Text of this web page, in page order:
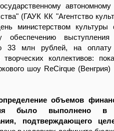
(ГАУК КК "Агентство
министерством культуры
обеспечению выступления
33 млн рублей, на оплату
коллективов:
шоу ReCirque
объемов
было выполнено в
подтверждающего